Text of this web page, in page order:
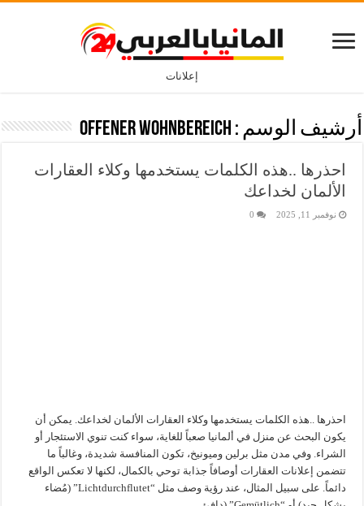
إعلانات
أرشيف الوسم : offener Wohnbereich
احذرها ..هذه الكلمات يستخدمها وكلاء العقارات
الألمان لخداعك
نوفمبر 11, 2025 0
احذرها ..هذه الكلمات يستخدمها وكلاء العقارات الألمان لخداعك. يمكن أن
يكون البحث عن منزل في ألمانيا صعباً للغاية، سواء كنت تنوي الاستئجار أو
الشراء. وفي مدن مثل برلين وميونيخ، تكون المنافسة شديدة، وغالباً ما
تتضمن إعلانات العقارات أوصافاً جذابة توحي بالكمال، لكنها لا تعكس الواقع
دائماً. على سبيل المثال، عند رؤية وصف مثل “Lichtdurchflutet” (مُضاء